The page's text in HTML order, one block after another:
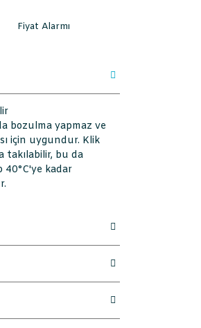
Fiyat Alarmı
bozulma yapmaz ve
için uygundur. Klik
takılabilir, bu da
40°C'ye kadar